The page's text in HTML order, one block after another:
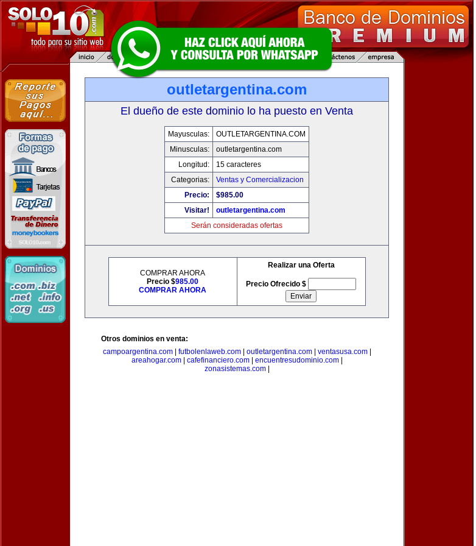
outletargentina.com
El dueño de este dominio lo ha puesto en Venta
Mayusculas:
OUTLETARGENTINA.COM
Minusculas:
outletargentina.com
Longitud:
15 caracteres
Categorias:
Ventas y Comercializacion
Precio:
$985.00
Visitar!
outletargentina.com
Serán consideradas ofertas
COMPRAR AHORA
Precio $985.00
COMPRAR AHORA
Realizar una Oferta
Precio Ofrecido $
Otros dominios en venta:
campoargentina.com| futbolenlaweb.com| outletargentina.com| ventasusa.com|
areahogar.com| cafefinanciero.com| encuentresudominio.com|
zonasistemas.com|